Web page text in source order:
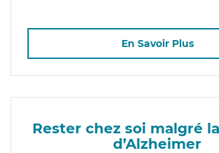
En Savoir Plus
Rester chez soi malgré
d’Alzheimer